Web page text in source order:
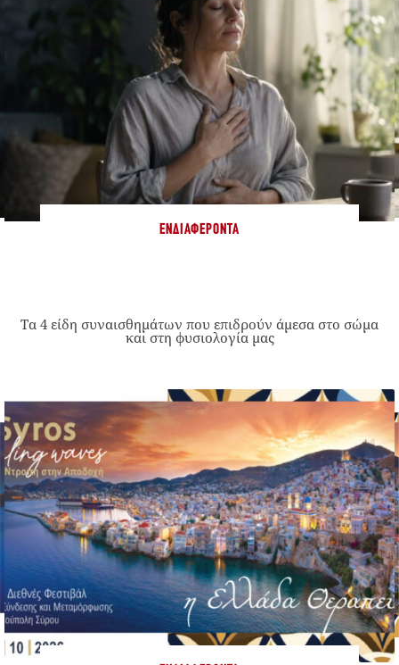
ΕΝΔΙΑΦΈΡΟΝΤΑ
Τα 4 είδη συναισθημάτων που επιδρούν άμεσα στο σώμα
και στη φυσιολογία μας